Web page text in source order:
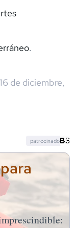
.
16 de diciembre,
patrocinado